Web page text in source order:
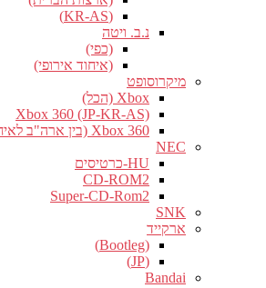
(KR-AS)
נ.ב. ויטה
(כפי)
(איחוד אירופי)
מיקרוסופט
Xbox (הכל)
Xbox 360 (JP-KR-AS)
Xbox 360 (בין ארה"ב לאיחוד אירופי)
NEC
HU-כרטיסים
CD-ROM2
Super-CD-Rom2
SNK
ארקייד
(Bootleg)
(JP)
Bandai